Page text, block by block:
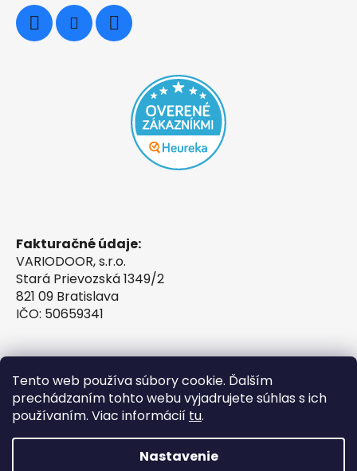
Tento web používa súbory cookie. Ďalším
prechádzaním tohto webu vyjadrujete súhlas s ich
používaním. Viac informácií tu.
Nastavenie
Fakturačné údaje:
VARIODOOR, s.r.o.
Stará Prievozská 1349/2
821 09 Bratislava
IČO: 50659341